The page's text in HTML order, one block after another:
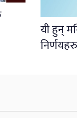
यी हुन्
निर्णयहरु